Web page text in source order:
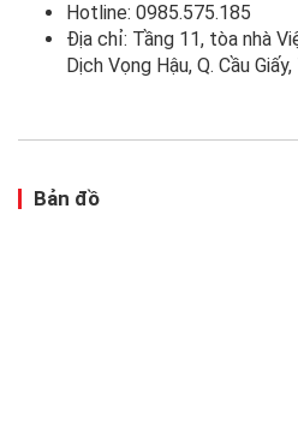
Hotline: 0985.575.185
Địa chỉ: Tầng 11, tòa nhà
Dịch Vọng Hậu, Q. Cầu
Bản đồ